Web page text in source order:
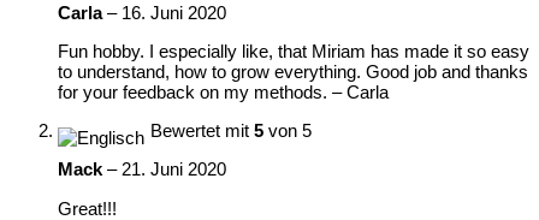
Carla– 16. Juni 2020
Fun hobby. I especially like, that Miriam has made it so easy
to understand, how to grow everything. Good job and thanks
for your feedback on my methods. – Carla
Bewertet mit 5 von 5
Mack– 21. Juni 2020
Great!!!